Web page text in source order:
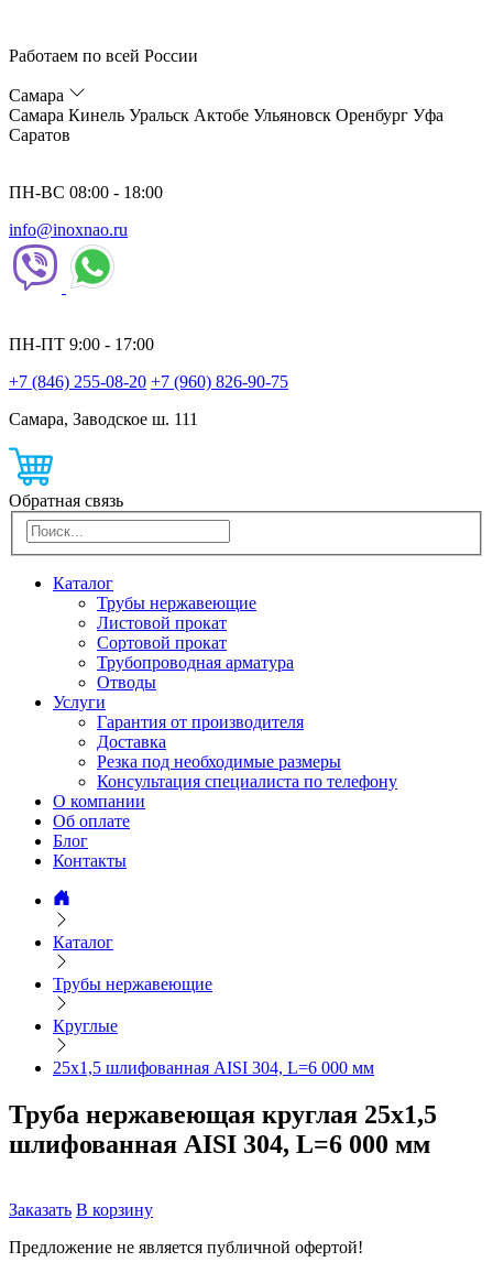
Работаем по всей России
Самара
Самара Кинель Уральск Актобе Ульяновск Оренбург Уфа
Саратов
ПН-ВС 08:00 - 18:00
info@inoxnao.ru
ПН-ПТ 9:00 - 17:00
+7 (846) 255-08-20 +7 (960) 826-90-75
Самара, Заводское ш. 111
Обратная связь
Каталог
Трубы нержавеющие
Листовой прокат
Сортовой прокат
Трубопроводная арматура
Отводы
Услуги
Гарантия от производителя
Доставка
Резка под необходимые размеры
Консультация специалиста по телефону
О компании
Об оплате
Блог
Контакты
Каталог
Трубы нержавеющие
Круглые
25х1,5 шлифованная AISI 304, L=6 000 мм
Труба нержавеющая круглая 25х1,5
шлифованная AISI 304, L=6 000 мм
Заказать В корзину
Предложение не является публичной офертой!